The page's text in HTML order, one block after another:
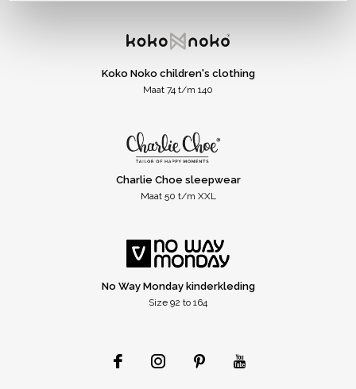
Koko Noko children's clothing
Maat 74 t/m 140
Charlie Choe sleepwear
Maat 50 t/m XXL
No Way Monday kinderkleding
Size 92 to 164